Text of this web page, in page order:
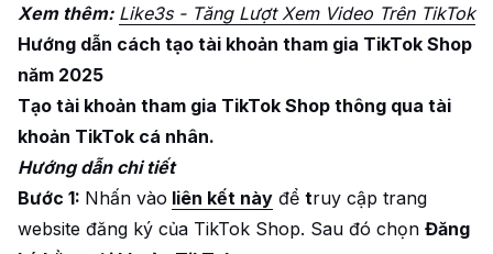
Xem thêm: Like3s - Tăng Lượt Xem Video Trên TikTok
Hướng dẫn cách tạo tài khoản tham gia TikTok Shop
năm 2025
Tạo tài khoản tham gia TikTok Shop thông qua tài
khoản TikTok cá nhân.
Hướng dẫn chi tiết
Bước 1: Nhấn vào liên kết này để truy cập trang
website đăng ký của TikTok Shop. Sau đó chọn Đăng